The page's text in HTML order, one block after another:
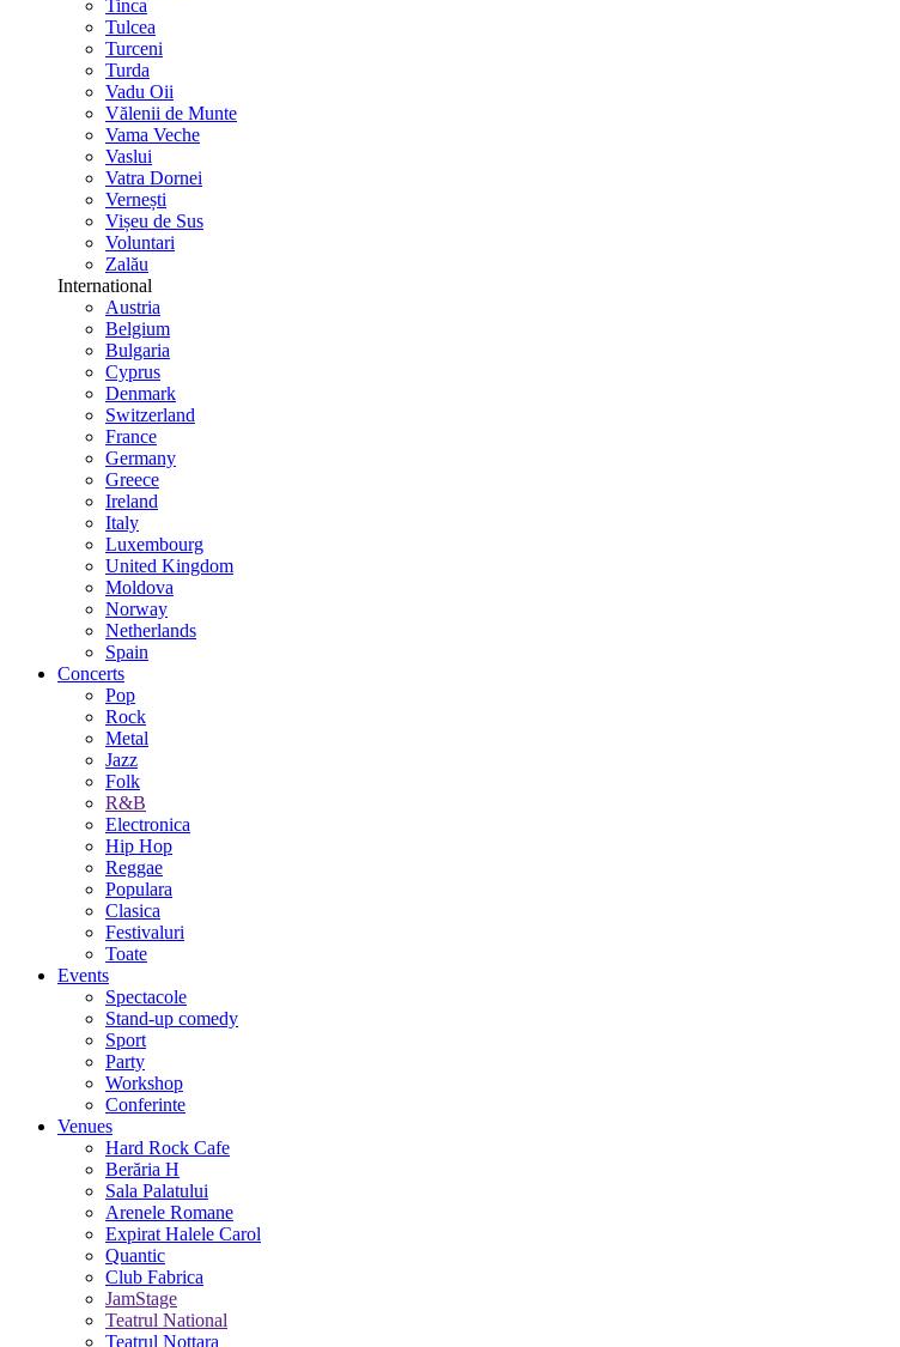
Tinca
Tulcea
Turceni
Turda
Vadu Oii
Vălenii de Munte
Vama Veche
Vaslui
Vatra Dornei
Vernești
Vișeu de Sus
Voluntari
Zalău
International
Austria
Belgium
Bulgaria
Cyprus
Denmark
Switzerland
France
Germany
Greece
Ireland
Italy
Luxembourg
United Kingdom
Moldova
Norway
Netherlands
Spain
Concerts
Pop
Rock
Metal
Jazz
Folk
R&B
Electronica
Hip Hop
Reggae
Populara
Clasica
Festivaluri
Toate
Events
Spectacole
Stand-up comedy
Sport
Party
Workshop
Conferinte
Venues
Hard Rock Cafe
Berăria H
Sala Palatului
Arenele Romane
Expirat Halele Carol
Quantic
Club Fabrica
JamStage
Teatrul National
Teatrul Nottara